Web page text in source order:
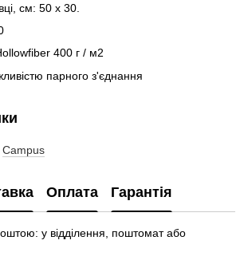
см: 50 х 30.
400 г / м2
парного з'єднання
Campus
Оплата Гарантія
у відділення, поштомат або